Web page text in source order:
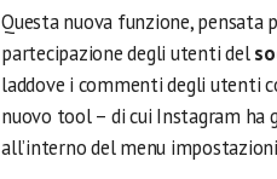
Questa nuova funzione, pensata
partecipazione degli utenti del
laddove i commenti degli utenti
nuovo tool – di cui Instagram ha
all’interno del menu